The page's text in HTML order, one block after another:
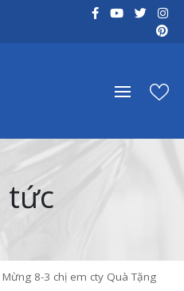
tức
Mừng 8-3 chị em cty Quà Tặng